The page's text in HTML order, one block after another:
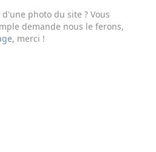
photo du site ? Vous
demande nous le ferons,
, merci !